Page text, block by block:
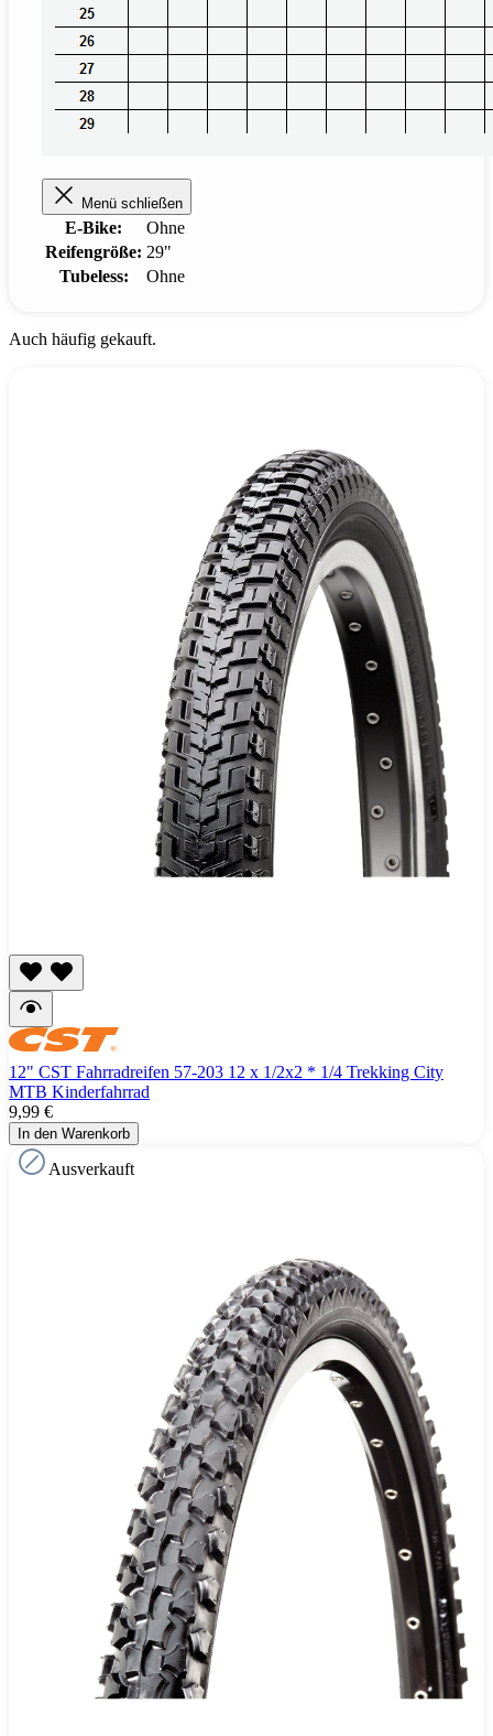
Menü schließen
E-Bike:
Ohne
Reifengröße: 29"
Tubeless:
Ohne
Auch häufig gekauft.
12" CST Fahrradreifen 57-203 12 x 1/2x2 * 1/4 Trekking City
MTB Kinderfahrrad
9,99 €
In den Warenkorb
Ausverkauft